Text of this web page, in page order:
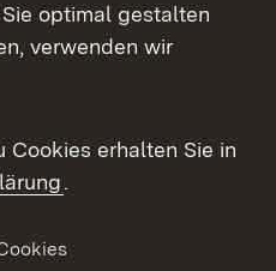
optimal gestalten
verwenden wir
Cookies erhalten Sie in
.